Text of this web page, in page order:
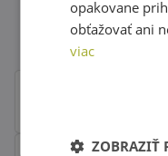
opakovane
obťažovať ani
viac
ZOBRAZIŤ